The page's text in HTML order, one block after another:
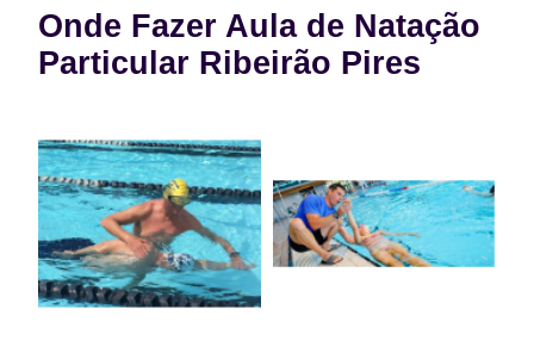
Onde Fazer Aula de Natação
Particular Ribeirão Pires